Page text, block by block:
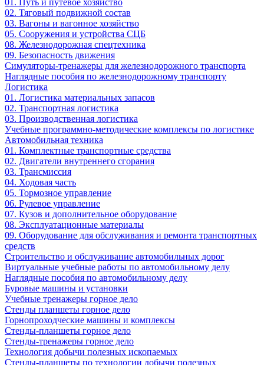
01. Путь и путевое хозяйство
02. Тяговый подвижной состав
03. Вагоны и вагонное хозяйство
05. Сооружения и устройства СЦБ
08. Железнодорожная спецтехника
09. Безопасность движения
Симуляторы-тренажеры для железнодорожного транспорта
Наглядные пособия по железнодорожному транспорту
Логистика
01. Логистика материальных запасов
02. Транспортная логистика
03. Производственная логистика
Учебные программно-методические комплексы по логистике
Автомобильная техника
01. Комплектные транспортные средства
02. Двигатели внутреннего сгорания
03. Трансмиссия
04. Ходовая часть
05. Тормозное управление
06. Рулевое управление
07. Кузов и дополнительное оборудование
08. Эксплуатационные материалы
09. Оборудование для обслуживания и ремонта транспортных
средств
Строительство и обслуживание автомобильных дорог
Виртуальные учебные работы по автомобильному делу
Наглядные пособия по автомобильному делу
Буровые машины и установки
Учебные тренажеры горное дело
Стенды планшеты горное дело
Горнопроходческие машины и комплексы
Стенды-планшеты горное дело
Стенды-тренажеры горное дело
Технология добычи полезных ископаемых
Стенды-планшеты по технологии добычи полезных